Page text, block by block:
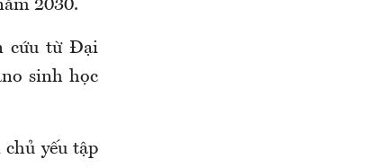
2030.
cứu từ Đại
sinh học
yếu tập